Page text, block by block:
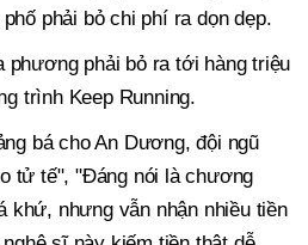
phải bỏ chi phí ra dọn dẹp.
phương phải bỏ ra tới hàng triệu
trình Keep Running.
bá cho An Dương, đội ngũ
tử tế", "Đáng nói là chương
khứ, nhưng vẫn nhận nhiều tiền